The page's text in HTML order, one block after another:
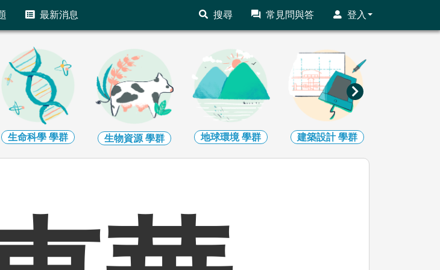
最新消息 搜尋 常見問與答 登入
生命科學 學群 生物資源學群 地球環境學群 建築設計學群